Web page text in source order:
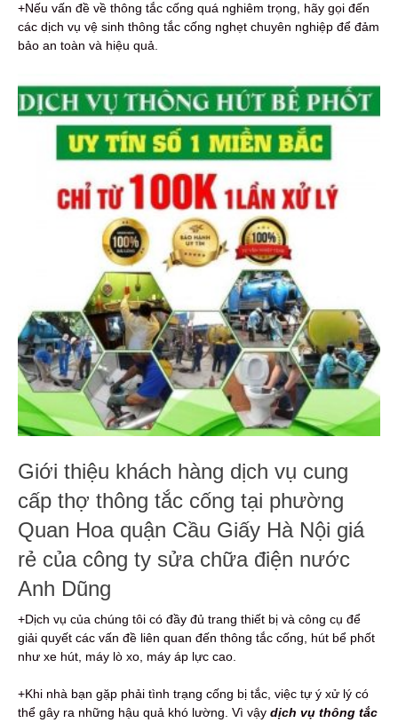
+Nếu vấn đề về thông tắc cống quá nghiêm trọng, hãy gọi đến
các dịch vụ vệ sinh thông tắc cống nghẹt chuyên nghiệp để đảm
bảo an toàn và hiệu quả.
Giới thiệu khách hàng dịch vụ cung
cấp thợ thông tắc cống tại phường
Quan Hoa quận Cầu Giấy Hà Nội giá
rẻ của công ty sửa chữa điện nước
Anh Dũng
+Dịch vụ của chúng tôi có đầy đủ trang thiết bị và công cụ để
giải quyết các vấn đề liên quan đến thông tắc cống, hút bể phốt
như xe hút, máy lò xo, máy áp lực cao.
+Khi nhà bạn gặp phải tình trạng cống bị tắc, việc tự ý xử lý có
thể gây ra những hậu quả khó lường. Vì vậy dịch vụ thông tắc